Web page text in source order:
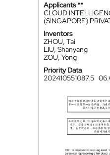
Applicants **
CLOUD
(SINGAPORE)
Inventors
ZHOU, Tai
LIU, Shanyang
ZOU, Yong
Priority Data
202410551087.5